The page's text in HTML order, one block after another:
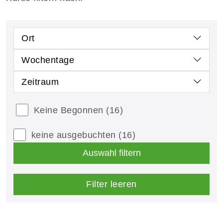
Ort
Wochentage
Zeitraum
Keine Begonnen (16)
keine ausgebuchten (16)
Auswahl filtern
Filter leeren